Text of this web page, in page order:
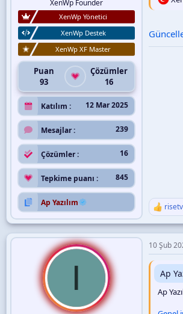
XenWp Founder
XenWp Yönetici
XenWp Destek
XenWp XF Master
Puan
93
Çözümler
16
Katılım 12 Mar 2025
Mesajlar 239
Çözümler 16
Tepkime puanı 845
Ap Yazılım
T
p
i
l
e
r
risetv
I
10 Şub
Ap
Ap